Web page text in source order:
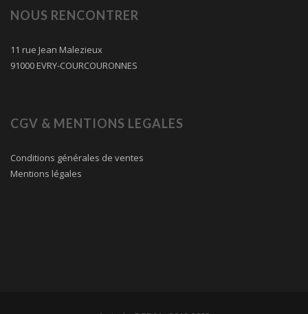
NOUS RENCONTRER
11 rue Jean Malezieux
91000 EVRY-COURCOURONNES
CGV & MENTIONS LEGALES
Conditions générales de ventes
Mentions légales